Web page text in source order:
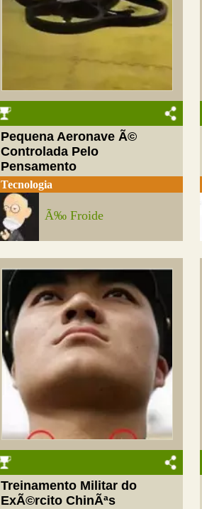
Pequena Aeronave Ã©
Controlada Pelo
Pensamento
Tecnologia
Ã‰ Froide
Treinamento Militar do
ExÃ©rcito ChinÃªs